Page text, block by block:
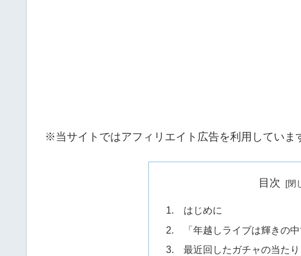
※当サイトではアフィリエイト広告を利用していま
目次
1. はじめに
2. 「年越しライブは輝きの中
3. 最近回したガチャの当たり